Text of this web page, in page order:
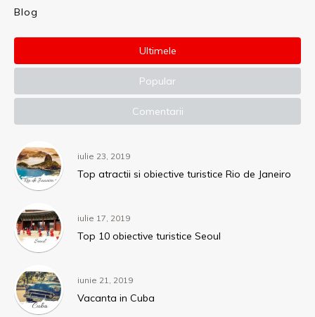
Blog
Ultimele
Popular
Comentarii
iulie 23, 2019
Top atractii si obiective turistice Rio de Janeiro
iulie 17, 2019
Top 10 obiective turistice Seoul
iunie 21, 2019
Vacanta in Cuba